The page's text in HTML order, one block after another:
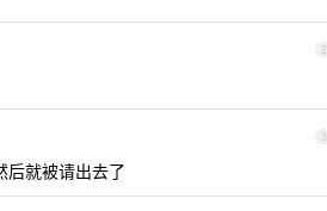
2
3
后就被请出去了